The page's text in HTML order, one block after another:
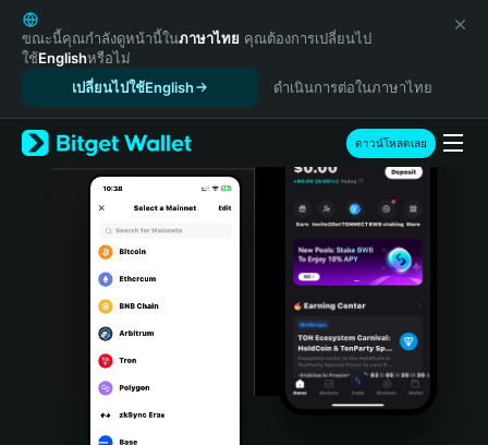
English
日本語
Tiếng Việt
Español (Latinoamérica)
Türkçe
Italiano
Português (Portugal)
Bahasa Indonesia
ขณะนี้คุณกำลังดูหน้านี้ในภาษาไทย คุณต้องการเปลี่ยนไป
ใช้Englishหรือไม่
เปลี่ยนไปใช้English
ดำเนินการต่อในภาษาไทย
ดาวน์โหลดเลย